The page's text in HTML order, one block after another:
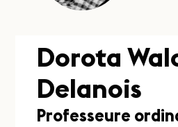
Dorota
Delanois
Professeure